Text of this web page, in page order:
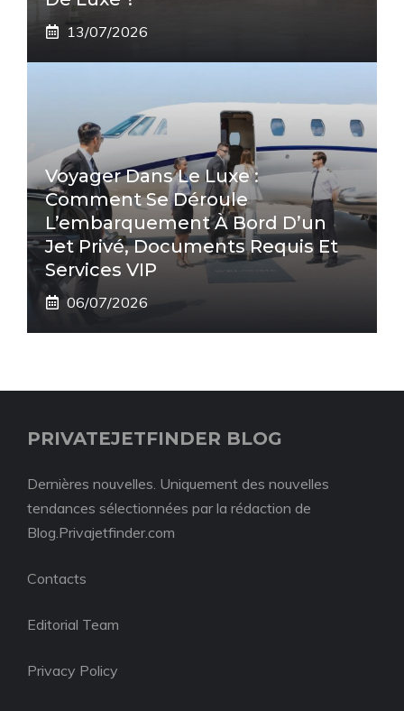
13/07/2026
Voyager Dans Le Luxe :
Comment Se Déroule
L’embarquement À Bord D’un
Jet Privé, Documents Requis Et
Services VIP
06/07/2026
PRIVATEJETFINDER BLOG
Dernières nouvelles. Uniquement des nouvelles
tendances sélectionnées par la rédaction de
Blog.Privajetfinder.com
Contacts
Editorial Team
Privacy Policy